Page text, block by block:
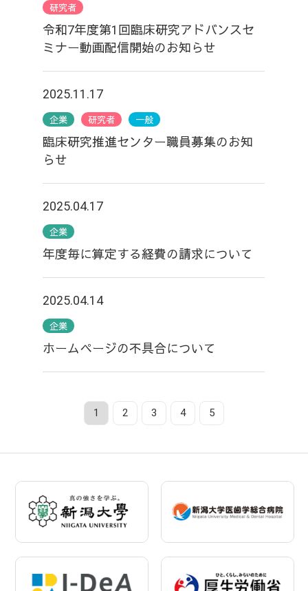
研究者
令和7年度第1回臨床研究アドバンスセ
ミナー動画配信開始のお知らせ
2025.11.17
企業 研究者 一般
臨床研究推進センター職員募集のお知
らせ
2025.04.17
企業
年度毎に算定する経費の請求について
2025.04.14
企業
ホームページの不具合について
1 2 3 4 5